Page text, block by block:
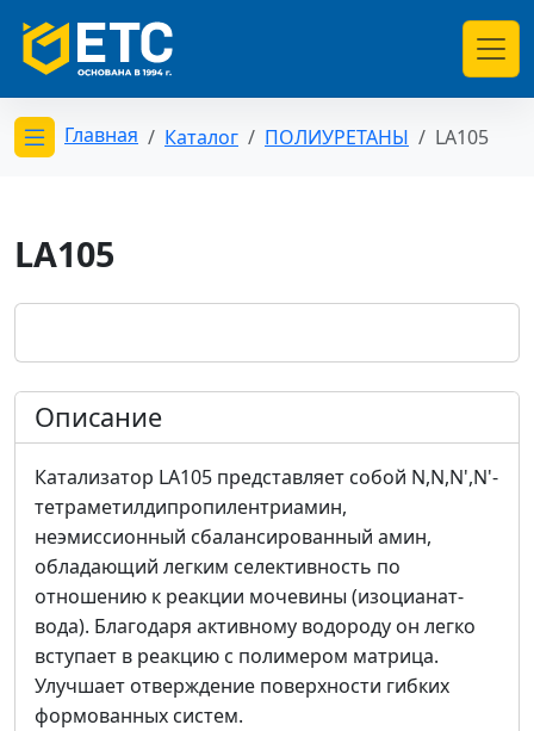
Открыть меню категорий
Главная Каталог ПОЛИУРЕТАНЫ LA105
LA105
Описание
Катализатор LA105 представляет собой N,N,N',N'-
тетраметилдипропилентриамин,
неэмиссионный сбалансированный амин,
обладающий легким селективность по
отношению к реакции мочевины (изоцианат-
вода). Благодаря активному водороду он легко
вступает в реакцию с полимером матрица.
Улучшает отверждение поверхности гибких
формованных систем.